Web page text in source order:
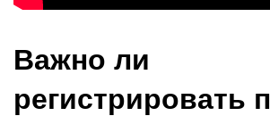
Важно ли
регистрировать